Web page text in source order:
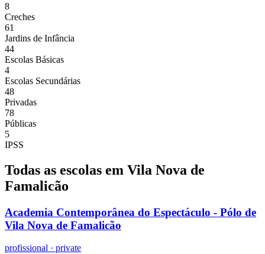
8
Creches
61
Jardins de Infância
44
Escolas Básicas
4
Escolas Secundárias
48
Privadas
78
Públicas
5
IPSS
Todas as escolas em Vila Nova de
Famalicão
Academia Contemporânea do Espectáculo - Pólo de
Vila Nova de Famalicão
profissional · private